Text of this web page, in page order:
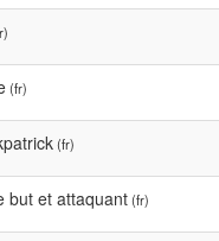
(fr)
(fr)
but et attaquant(fr)